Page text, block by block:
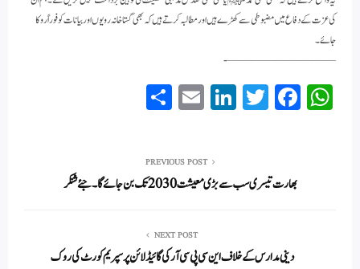
کی عزت کے دفاع میں مضبوطی سے کھڑے ہیں اور مطالبہ کرتے ہیں کہ بھی گستاخانہ رویوں اور بیانات کو فوراً روکا
جائے۔
—————————-
W
ha
A
pp
Fa
ce
ok
T
wi
r
Li
nk
In
E
m
PREVIOUS POST
بھارت تیسری سب سے بڑی معیشت 2030 تک بن جائےگا۔ جئے شنکر
NEXT POST
دینی مدارس کے خلاف این سی پی سی آر کی گائیڈلائن پر سپریم کورٹ کی روک